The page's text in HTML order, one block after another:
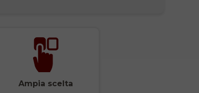
Ampia scelta